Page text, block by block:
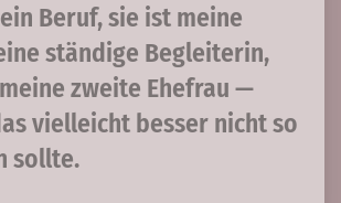
Beruf, sie ist meine
ständige Begleiterin,
zweite Ehefrau —
vielleicht besser nicht so
sollte.